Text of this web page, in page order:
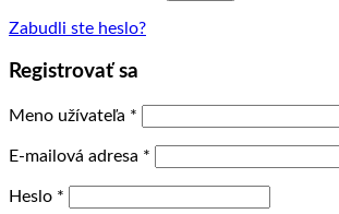
Zabudli ste heslo?
Registrovať sa
Meno užívateľa *
E-mailová adresa *
Heslo *